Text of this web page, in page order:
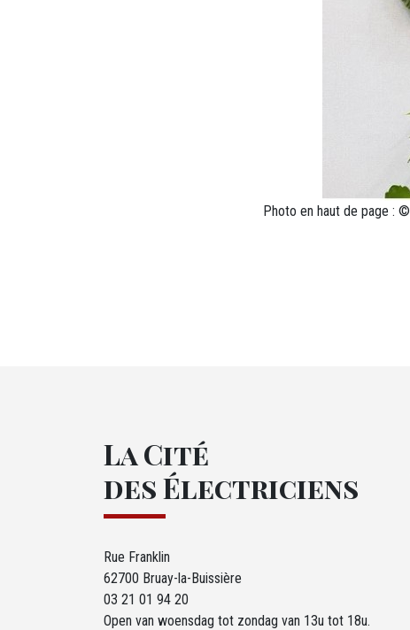
Photo en haut de page : ©
La Cité
des Électriciens
Rue Franklin
62700 Bruay-la-Buissière
03 21 01 94 20
Open van woensdag tot zondag van 13u tot 18u.